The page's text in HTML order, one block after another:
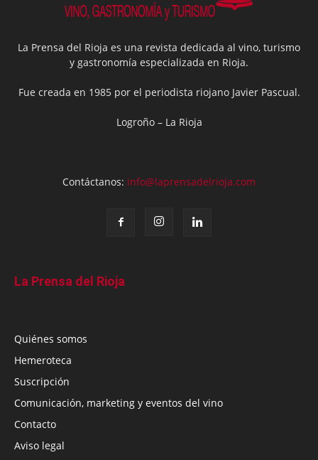
La Prensa del Rioja es una revista dedicada al vino, turismo
y gastronomía especializada en Rioja.
Fue creada en 1985 por el periodista riojano Javier Pascual.
Logroño – La Rioja
Contáctanos: info@laprensadelrioja.com
La Prensa del Rioja
Quiénes somos
Hemeroteca
Suscripción
Comunicación, marketing y eventos del vino
Contacto
Aviso legal